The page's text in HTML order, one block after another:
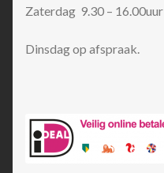
Zaterdag 9.30 – 16.00uur
Dinsdag op afspraak.